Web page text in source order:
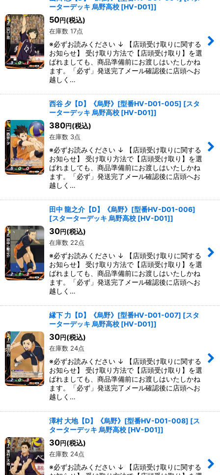
ーターデッキ 烏野高校 [HV-D01]]
50円 (税込)
在庫数 17点
※必ずお読みください ↓ 【店頭受け取りに関する
お知らせ】 受け取り方法で【店頭受け取り】を選
ばれましても、商品準備前にお渡しはいたしかね
ます。「必ず」発送完了メール確認後に店頭へお
越しく…
西谷 夕【D】《烏野》[型番HV-D01-005] [スタ
ーターデッキ 烏野高校 [HV-D01]]
380円 (税込)
在庫数 3点
※必ずお読みください ↓ 【店頭受け取りに関する
お知らせ】 受け取り方法で【店頭受け取り】を選
ばれましても、商品準備前にお渡しはいたしかね
ます。「必ず」発送完了メール確認後に店頭へお
越しく…
田中 龍之介【D】《烏野》[型番HV-D01-006]
[スターターデッキ 烏野高校 [HV-D01]]
30円 (税込)
在庫数 22点
※必ずお読みください ↓ 【店頭受け取りに関する
お知らせ】 受け取り方法で【店頭受け取り】を選
ばれましても、商品準備前にお渡しはいたしかね
ます。「必ず」発送完了メール確認後に店頭へお
越しく…
縁下 力【D】《烏野》[型番HV-D01-007] [スタ
ーターデッキ 烏野高校 [HV-D01]]
30円 (税込)
在庫数 24点
※必ずお読みください ↓ 【店頭受け取りに関する
お知らせ】 受け取り方法で【店頭受け取り】を選
ばれましても、商品準備前にお渡しはいたしかね
ます。「必ず」発送完了メール確認後に店頭へお
越しく…
澤村 大地【D】《烏野》[型番HV-D01-008] [ス
ターターデッキ 烏野高校 [HV-D01]]
30円 (税込)
在庫数 24点
※必ずお読みください ↓ 【店頭受け取りに関する